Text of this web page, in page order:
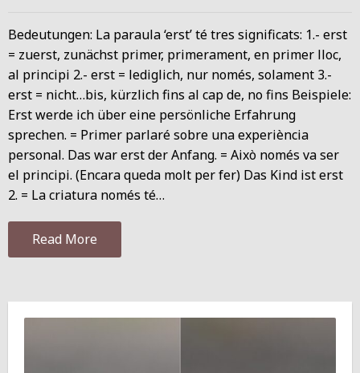
Bedeutungen: La paraula ‘erst’ té tres significats: 1.- erst
= zuerst, zunächst primer, primerament, en primer lloc,
al principi 2.- erst = lediglich, nur només, solament 3.-
erst = nicht…bis, kürzlich fins al cap de, no fins Beispiele:
Erst werde ich über eine persönliche Erfahrung
sprechen. = Primer parlaré sobre una experiència
personal. Das war erst der Anfang. = Això només va ser
el principi. (Encara queda molt per fer) Das Kind ist erst
2. = La criatura només té…
Read More